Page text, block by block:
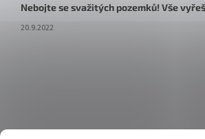
Nebojte se svažitých pozemků! Vše
20.9.2022